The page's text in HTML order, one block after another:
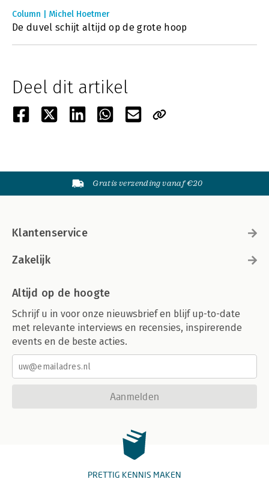
Column | Michel Hoetmer
De duvel schijt altijd op de grote hoop
Deel dit artikel
Gratis verzending vanaf €20
Klantenservice
Zakelijk
Altijd op de hoogte
Schrijf u in voor onze nieuwsbrief en blijf up-to-date
met relevante interviews en recensies, inspirerende
events en de beste acties.
Aanmelden
PRETTIG KENNIS MAKEN